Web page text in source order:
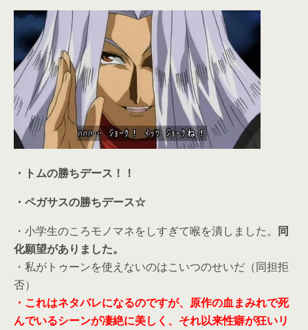
・トムの勝ちデース！！
・ペガサスの勝ちデース☆
・小学生のころモノマネをしすぎて喉を潰しました。 同
化願望がありました。
・私がトゥーンを使えないのはこいつのせいだ（同担拒
否）
・これはネタバレになるのですが、原作の血まみれで死
んでいるシーンが凄絶に美しく、それ以来性癖が狂いリ